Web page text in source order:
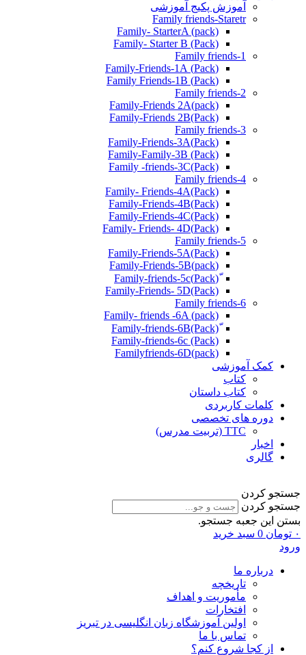
آموزش پکیج آموزشی
Family friends-Staretr
Family- StarterA (pack)
Family- Starter B (Pack)
Family friends-1
(Pack) Family-Friends-1A
(Pack) Family Friends-1B
Family friends-2
Family-Friends 2A(pack)
Family-Friends 2B(Pack)
Family friends-3
(Pack)Family-Friends-3A
Family-Family-3B (Pack)
Family -friends-3C(Pack)
Family friends-4
Family- Friends-4A(Pack)
Family-Friends-4B(Pack)
Family-Friends-4C(Pack)
(Pack)Family- Friends- 4D
Family friends-5
Family-Friends-5A(Pack)
(pack)Family-Friends-5B
ّ(Pack)Family-friends-5c
Family-Friends- 5D(Pack)
Family friends-6
Family- friends -6A (pack)
Family-friends-6c (Pack)
Familyfriends-6D(pack)
کمک آموزشی
کتاب
کتاب داستان
کلمات کاربردی
دوره های تخصصی
TTC (تربیت مدرس)
اخبار
گالری
جستجو کردن
جستجو کردن
بستن این جعبه جستجو.
۰ تومان 0 سبد خرید
ورود
درباره ما
تاریخچه
مأموریت و اهداف
افتخارات
اولین آموزشگاه زبان انگلیسی در تبریز
تماس با ما
از کجا شروع کنم؟